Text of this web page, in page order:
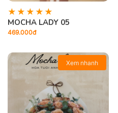
MOCHA LADY 05
469.000đ
Xem nhanh